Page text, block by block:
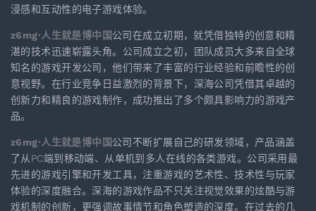
浸感和互动性的电子游戏体验。
z6mg·人生就是博中国公司在成立初期，就凭借独特的创意和精
湛的技术迅速崭露头角。公司成立之初，团队成员大多来自全球
知名的游戏开发公司，他们带来了丰富的行业经验和前瞻性的创
意视野。在行业竞争日益激烈的背景下，深海公司凭借其卓越的
创新力和精良的游戏制作，成功推出了多个颇具影响力的游戏产
品。
z6mg·人生就是博中国公司不断扩展自己的研发领域，产品涵盖
了从PC端到移动端、从单机到多人在线的各类游戏。公司采用最
先进的游戏引擎和开发工具，注重游戏的艺术性、技术性与玩家
体验的深度融合。深海的游戏作品不只关注视觉效果的炫酷与游
戏机制的创新，更强调故事情节和角色塑造的深度。在过去的几